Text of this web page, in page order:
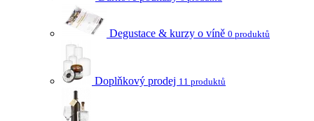
Degustace & kurzy o víně 0 produktů
Doplňkový prodej 11 produktů